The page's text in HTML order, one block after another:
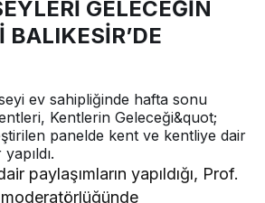
GELECEĞİN
BALIKESİR’DE
ev sahipliğinde hafta sonu
Kentlerin Geleceği&quot;
panelde kent ve kentliye dair
paylaşımların yapıldığı, Prof.
moderatörlüğünde